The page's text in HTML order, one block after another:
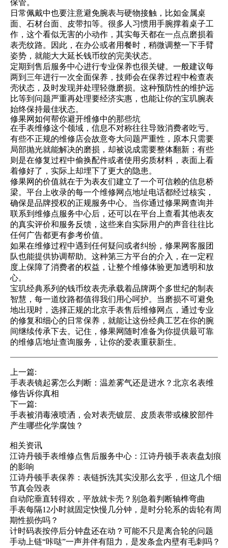
保管。
日常佩戴中也要注意避免腕表与硬物接触，比如金属桌
面、石材台面、皮带扣等。很多人习惯用手腕撑着桌子工
作，这个看似无害的小动作，其实每天都在一点点磨损着
表壳纹路。因此，在办公或者用餐时，稍微调整一下手臂
姿势，就能大大延长钱币纹的完美状态。
定期到售后服务中心进行专业保养也很关键。一般建议每
两到三年进行一次全面保养，技师会在保养过程中检查表
壳状态，及时发现并处理轻微磨损。这种预防性的维护远
比等到问题严重再处理要经济实惠，也能让你的宝玑腕表
始终保持最佳状态。
修果网如何帮你避开维修中的那些坑
在手表维修这个领域，信息不对称往往导致消费者吃亏。
有些不正规的维修店会故意夸大问题严重性，原本只需要
局部抛光就能解决的磨损，却被说成需要整体翻新；有些
则是在修复过程中偷换配件或者使用劣质材料，表面上看
着修好了，实际上却埋下了更大的隐患。
修果网的价值就在于为表友们建立了一个可信赖的信息桥
梁。平台上收录的每一个维修网点地址电话都经过核实，
确保是品牌授权的正规服务中心。当你通过修果网查询并
联系到维修点服务中心后，还可以在平台上查看其他表友
的真实评价和服务反馈，这些来自实际用户的声音往往比
任何广告都更有参考价值。
如果在维修过程中遇到任何疑问或者纠纷，修果网客服团
队也能提供协调帮助。这种第三方平台的介入，在一定程
度上保障了消费者的权益，让整个维修体验更加透明和放
心。
宝玑经典系列的钱币纹表壳承载着品牌两个多世纪的制表
智慧，每一道纹路都值得我们用心呵护。当磨损不可避免
地出现时，选择正规的北京手表售后维修网点，通过专业
的修复和细心的日常保养，就能让这份经典工艺在你的腕
间继续传承下去。记住，修果网随时准备为你提供最可靠
的维修店地址查询服务，让你的爱表重获新生。
上一篇:
手表表镜起雾怎么判断：温差雾气还是进水？北京名表维
修告诉你真相
下一篇:
手表被消毒液喷洒，会对表壳镀层、皮质表带或橡胶部件
产生哪些化学腐蚀？
相关资讯
江诗丹顿手表维修点售后服务中心：江诗丹顿手表表盘划痕
的影响
江诗丹顿手表保养：表链拆洗其实没那么玄乎，但这几个细
节真会毁表
自动陀垂直转得欢，平放就卡壳？别急着判断轴榫弯曲
手表每隔12小时就固定快慢几分钟，是时分轮系的齿轮有周
期性损伤吗？
计时码表按停后分钟盘还在动？可能不只是离合轮的问题
手动上链“咔哒”一声并伴有阻力，是发条盒内壁有毛刺吗？